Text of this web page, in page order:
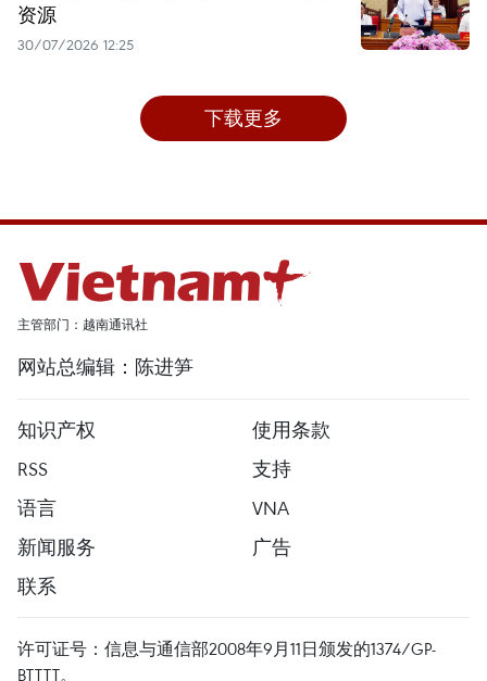
资源
30/07/2026 12:25
下载更多
主管部门：越南通讯社
网站总编辑：陈进笋
知识产权
使用条款
RSS
支持
语言
VNA
新闻服务
广告
联系
许可证号：信息与通信部2008年9月11日颁发的1374/GP-
BTTTT。